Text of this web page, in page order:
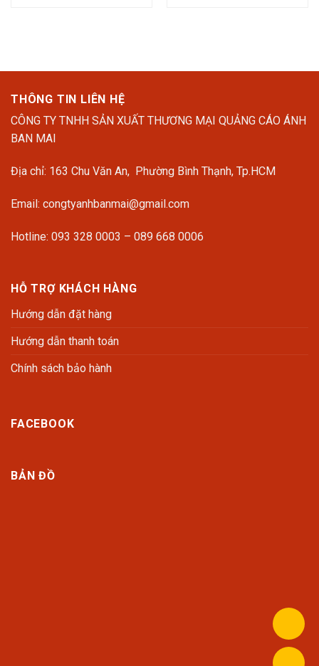
THÔNG TIN LIÊN HỆ
CÔNG TY TNHH SẢN XUẤT THƯƠNG MẠI QUẢNG CÁO ÁNH
BAN MAI
Địa chỉ: 163 Chu Văn An, Phường Bình Thạnh, Tp.HCM
Email: congtyanhbanmai@gmail.com
Hotline: 093 328 0003 – 089 668 0006
HỖ TRỢ KHÁCH HÀNG
Hướng dẫn đặt hàng
Hướng dẫn thanh toán
Chính sách bảo hành
FACEBOOK
BẢN ĐỒ